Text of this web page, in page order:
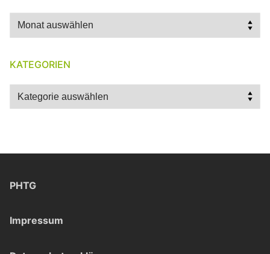
Archiv
KATEGORIEN
Kategorien
PHTG
Impressum